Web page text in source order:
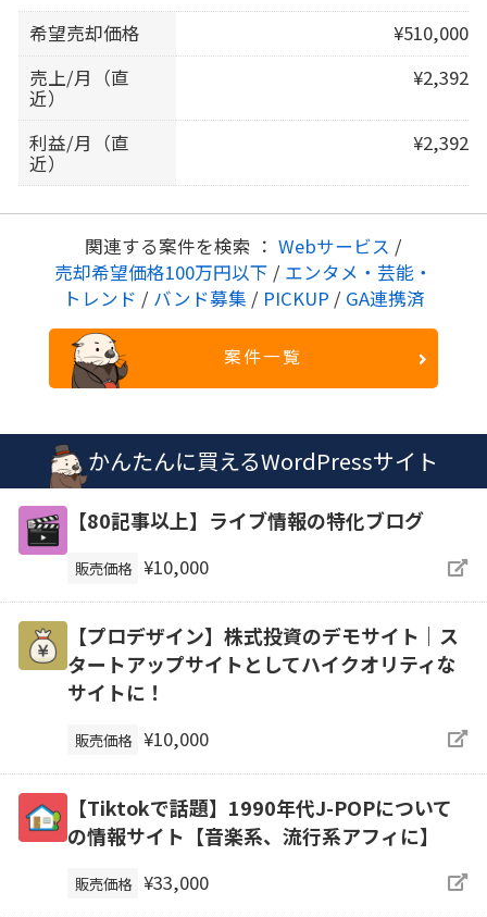
希望売却価格
¥510,000
売上/月（直
近）
¥2,392
利益/月（直
近）
¥2,392
関連する案件を検索 ： Webサービス /
売却希望価格100万円以下 / エンタメ・芸能・
トレンド / バンド募集 / PICKUP / GA連携済
案件一覧
かんたんに買えるWordPressサイト
【80記事以上】ライブ情報の特化ブログ
販売価格 ¥10,000
【プロデザイン】株式投資のデモサイト｜ス
タートアップサイトとしてハイクオリティな
サイトに！
販売価格 ¥10,000
【Tiktokで話題】1990年代J-POPについて
の情報サイト【音楽系、流行系アフィに】
販売価格 ¥33,000